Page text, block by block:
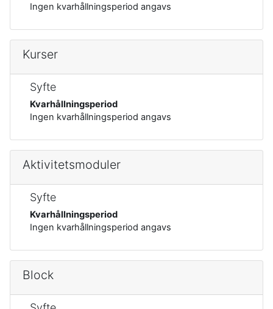
Ingen kvarhållningsperiod angavs
Kurser
Syfte
Kvarhållningsperiod
Ingen kvarhållningsperiod angavs
Aktivitetsmoduler
Syfte
Kvarhållningsperiod
Ingen kvarhållningsperiod angavs
Block